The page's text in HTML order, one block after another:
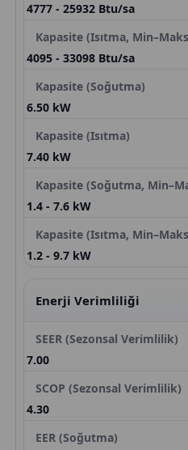
4777 - 25932 Btu/sa
Kapasite (Isıtma,
4095 - 33098 Btu/sa
Kapasite (Soğutma)
6.50 kW
Kapasite (Isıtma)
7.40 kW
Kapasite (Soğutma,
1.4 - 7.6 kW
Kapasite (Isıtma,
1.2 - 9.7 kW
Enerji Verimliliği
SEER (Sezonsal Verimlilik)
7.00
SCOP (Sezonsal Verimlilik)
4.30
EER (Soğutma)